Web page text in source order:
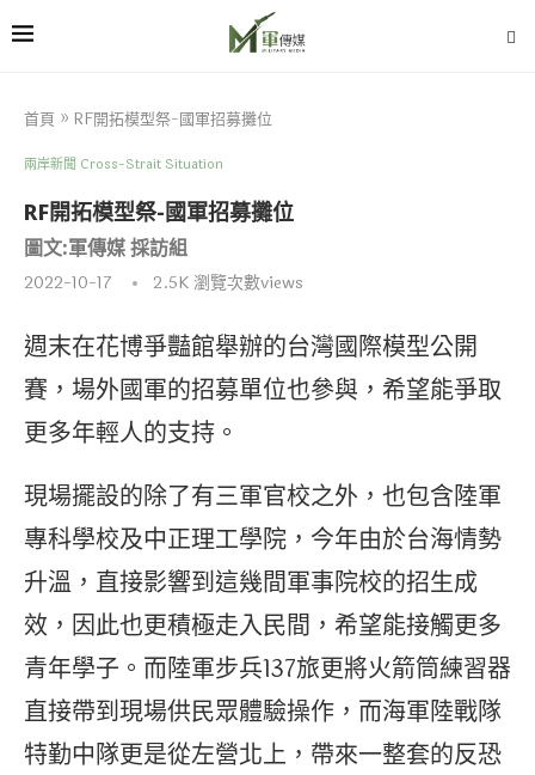
首頁 » RF開拓模型祭-國軍招募攤位
兩岸新聞 Cross-Strait Situation
RF開拓模型祭-國軍招募攤位
圖文:軍傳媒 採訪組
2022-10-17 2.5K瀏覽次數views
週末在花博爭豔館舉辦的台灣國際模型公開
賽，場外國軍的招募單位也參與，希望能爭取
更多年輕人的支持。
現場擺設的除了有三軍官校之外，也包含陸軍
專科學校及中正理工學院，今年由於台海情勢
升溫，直接影響到這幾間軍事院校的招生成
效，因此也更積極走入民間，希望能接觸更多
青年學子。而陸軍步兵137旅更將火箭筒練習器
直接帶到現場供民眾體驗操作，而海軍陸戰隊
特勤中隊更是從左營北上，帶來一整套的反恐